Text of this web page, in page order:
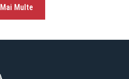
Mai Multe